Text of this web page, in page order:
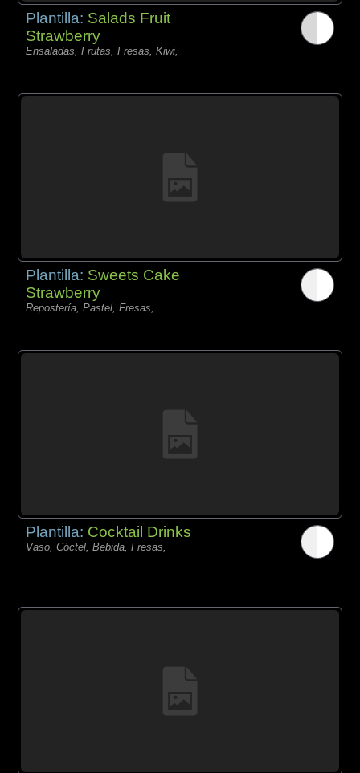
Plantilla: Salads Fruit
Strawberry
Ensaladas, Frutas, Fresas, Kiwi,
Plantilla: Sweets Cake
Strawberry
Repostería, Pastel, Fresas,
Plantilla: Cocktail Drinks
Vaso, Cóctel, Bebida, Fresas,